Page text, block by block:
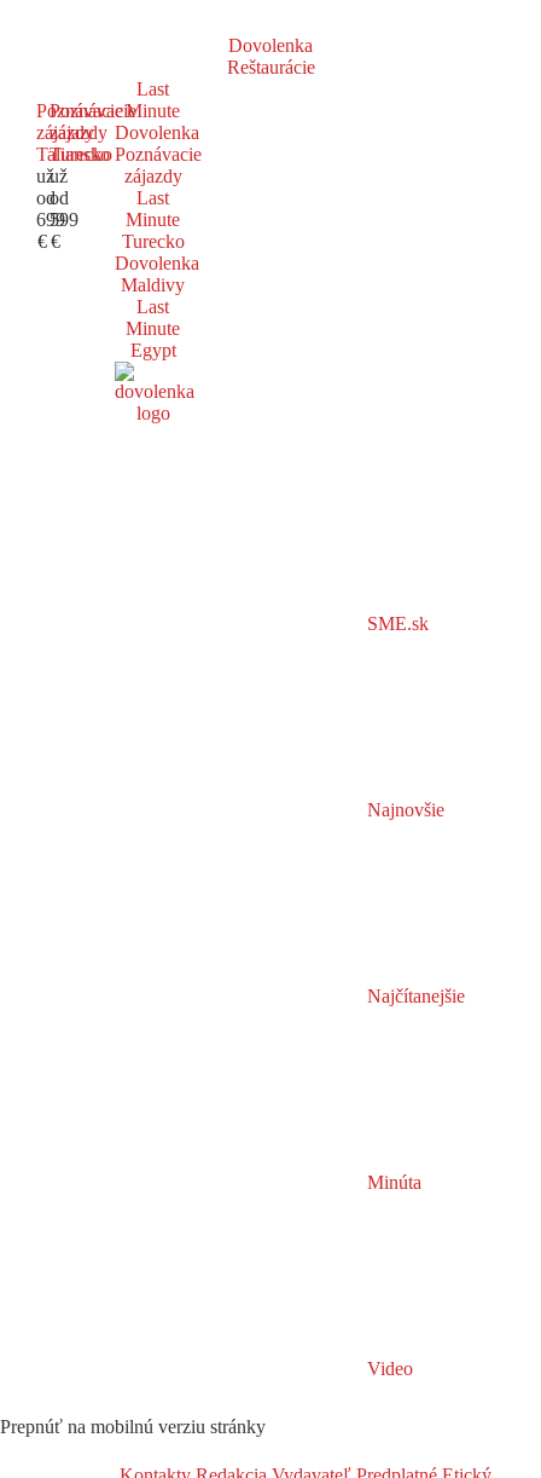
Dovolenka
Reštaurácie
Poznávacie
zájazdy
Taliansko
už
od
699
€
Poznávacie
zájazdy
Turecko
už
od
599
€
Last
Minute
Dovolenka
Poznávacie
zájazdy
Last
Minute
Turecko
Dovolenka
Maldivy
Last
Minute
Egypt
SME.sk
Najnovšie
Najčítanejšie
Minúta
Video
Prepnúť na mobilnú verziu stránky